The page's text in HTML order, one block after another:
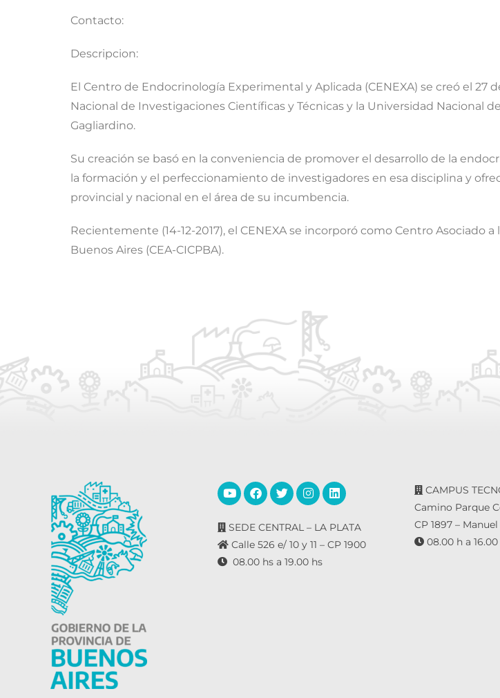
Contacto:
Descripcion:
El Centro de Endocrinología Experimental y Aplicada (CENEXA) se creó el
Nacional de Investigaciones Científicas y Técnicas y la Universidad Nacional
Gagliardino.
Su creación se basó en la conveniencia de promover el desarrollo de la
la formación y el perfeccionamiento de investigadores en esa disciplina y
provincial y nacional en el área de su incumbencia.
Recientemente (14-12-2017), el CENEXA se incorporó como Centro Asociado
Buenos Aires (CEA-CICPBA).
SEDE CENTRAL – LA PLATA
Calle 526 e/ 10 y 11 – CP 1900
08.00 hs a 19.00 hs
CAMPUS
Camino Parque
CP 1897 –
08.00 h a